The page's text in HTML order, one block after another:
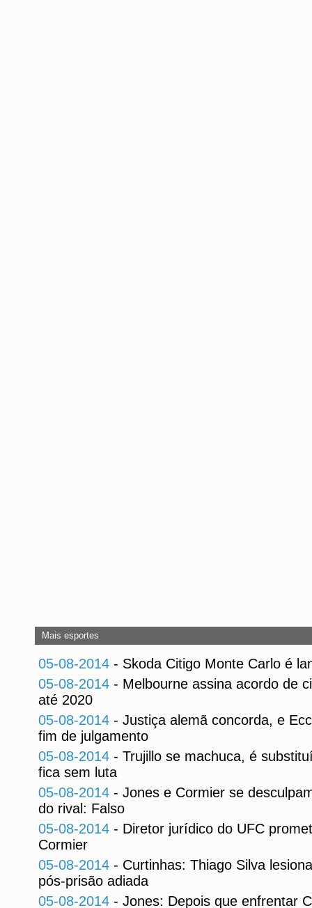
Mais esportes
05-08-2014 - Skoda Citigo Monte Carlo é
05-08-2014 - Melbourne assina acordo de
até 2020
05-08-2014 - Justiça alemã concorda, e
fim de julgamento
05-08-2014 - Trujillo se machuca, é
fica sem luta
05-08-2014 - Jones e Cormier se
do rival: Falso
05-08-2014 - Diretor jurídico do UFC
Cormier
05-08-2014 - Curtinhas: Thiago Silva
pós-prisão adiada
05-08-2014 - Jones: Depois que enfrentar